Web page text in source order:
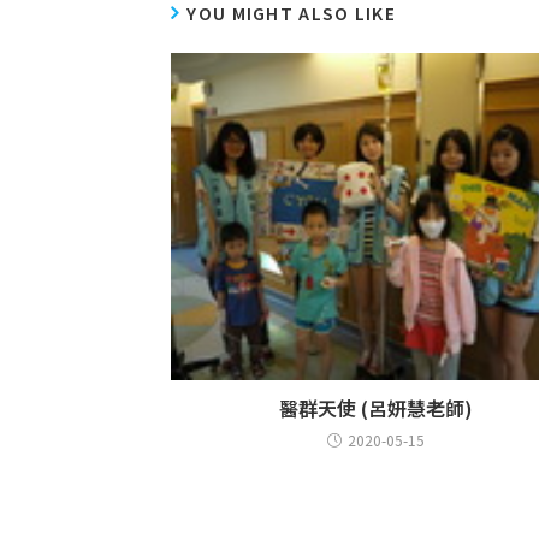
YOU MIGHT ALSO LIKE
醫群天使 (呂妍慧老師)
2020-05-15